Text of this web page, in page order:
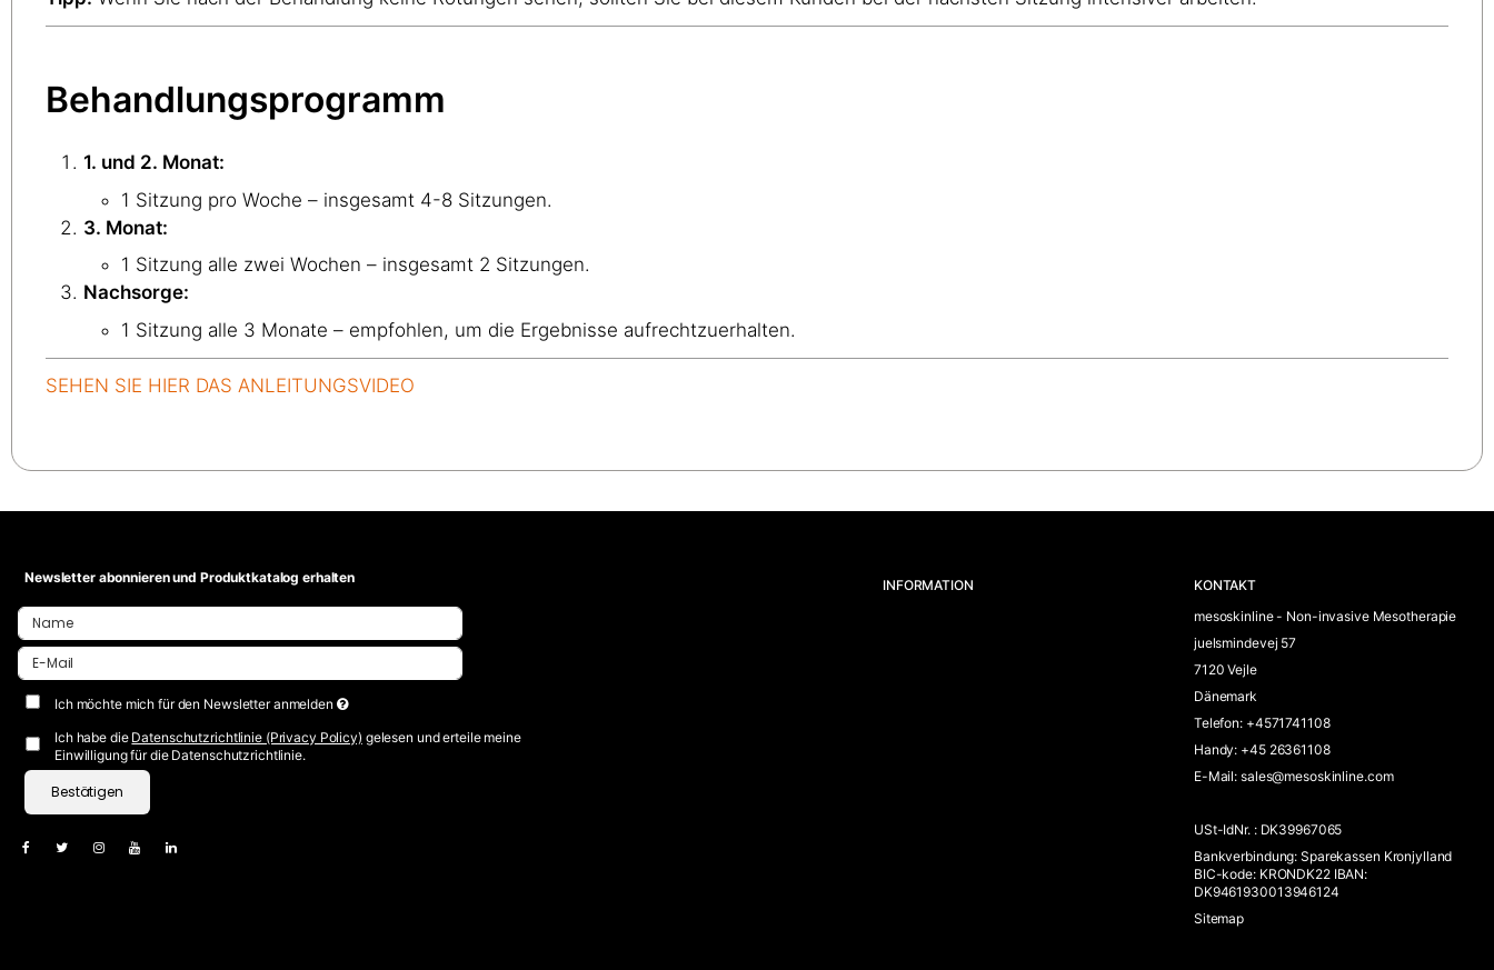
Behandlungsprogramm
1. und 2. Monat:
1 Sitzung pro Woche – insgesamt 4-8 Sitzungen.
3. Monat:
1 Sitzung alle zwei Wochen – insgesamt 2 Sitzungen.
Nachsorge:
1 Sitzung alle 3 Monate – empfohlen, um die Ergebnisse aufrechtzuerhalten.
SEHEN SIE HIER DAS ANLEITUNGSVIDEO
Newsletter abonnieren und Produktkatalog erhalten
Ich möchte mich für den Newsletter anmelden
Ich habe die Datenschutzrichtlinie (Privacy Policy) gelesen und erteile meine
Einwilligung für die Datenschutzrichtlinie.
Bestätigen
INFORMATION
KONTAKT
mesoskinline - Non-invasive Mesotherapie
juelsmindevej 57
7120 Vejle
Dänemark
Telefon: +4571741108
Handy: +45 26361108
E-Mail: sales@mesoskinline.com
USt-IdNr. :DK39967065
Bankverbindung: Sparekassen Kronjylland
BIC-kode: KRONDK22 IBAN:
DK9461930013946124
Sitemap